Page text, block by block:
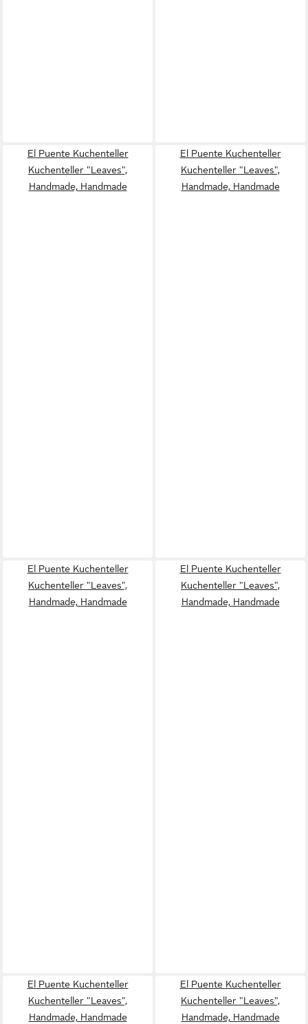
El Puente Kuchenteller
Kuchenteller "Leaves",
Handmade, Handmade
El Puente Kuchenteller
Kuchenteller "Leaves",
Handmade, Handmade
El Puente Kuchenteller
Kuchenteller "Leaves",
Handmade, Handmade
El Puente Kuchenteller
Kuchenteller "Leaves",
Handmade, Handmade
El Puente Kuchenteller
Kuchenteller "Leaves",
Handmade, Handmade
El Puente Kuchenteller
Kuchenteller "Leaves",
Handmade, Handmade